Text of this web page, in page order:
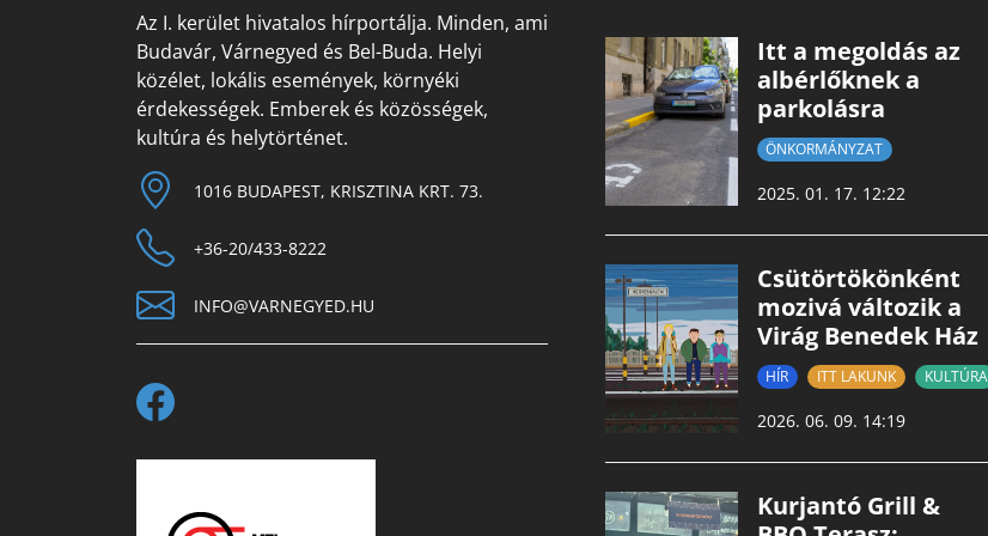
Az I. kerület hivatalos hírportálja. Minden, ami
Budavár, Várnegyed és Bel-Buda. Helyi
közélet, lokális események, környéki
érdekességek. Emberek és közösségek,
kultúra és helytörténet.
1016 BUDAPEST, KRISZTINA KRT. 73.
+36-20/433-8222
INFO@VARNEGYED.HU
Itt a megoldás az
albérlőknek a
parkolásra
ÖNKORMÁNYZAT
2025. 01. 17. 12:22
Csütörtökönként
mozivá változik a
Virág Benedek Ház
HÍR ITT LAKUNK KULTÚRA
2026. 06. 09. 14:19
Kurjantó Grill &